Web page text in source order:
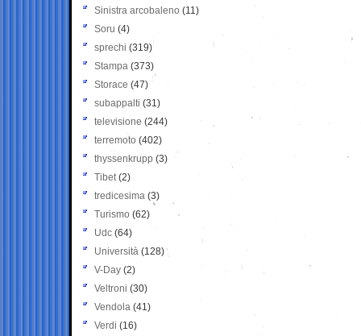
Sinistra arcobaleno (11)
Soru (4)
sprechi (319)
Stampa (373)
Storace (47)
subappalti (31)
televisione(244)
terremoto (402)
thyssenkrupp (3)
Tibet(2)
tredicesima (3)
Turismo (62)
Udc (64)
Università (128)
V-Day (2)
Veltroni (30)
Vendola (41)
Verdi (16)